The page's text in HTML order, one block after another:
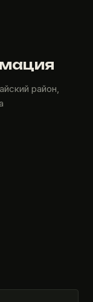
район,